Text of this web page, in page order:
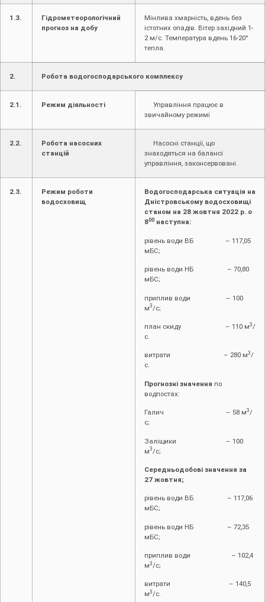
1.3.
Гідрометеорологічний
прогноз на добу
Мінлива хмарність, вдень без
істотних опадів. Вітер західний 1-
2 м/с. Температура вдень 16-20°
тепла.
2. Робота водогосподарського комплексу
2.1. Режим діяльності
Управління працює в
звичайному режимі
2.2.
Робота насосних
станцій
Насосні станції, що
знаходяться на балансі
управління, законсервовані.
2.3.
Режим роботи
водосховищ
Водогосподарська ситуація на
Дністровському водосховищі
станом на 28 жовтня 2022 р. о
800 наступна:
рівень води ВБ – 117,05
мБС;
рівень води НБ – 70,80
мБС;
приплив води – 100
м3 /с;
план скиду – 110 м3/
с.
витрати – 280 м3/
с.
Прогнозні значення по
водпостах:
Галич – 58 м3/
с;
Заліщики – 100
м3 /с;
Середньодобові значення за
27 жовтня;
рівень води ВБ – 117,06
мБС;
рівень води НБ – 72,35
мБС;
приплив води – 102,4
м3/с;
витрати – 140,5
м3/с.